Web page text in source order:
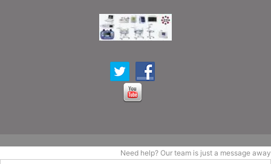
Need help? Our team is just a message away